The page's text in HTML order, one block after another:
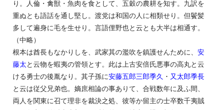
り。人倫・禽獣・魚肉を食として、五穀の農耕を知す。九訳を
重ぬとも語話を通し堅し。渡党は和国の人に相類せり。但鬢髪
多して遍身に毛を生せり。言語俚野也と云とも大半は相通す。
（中略）
根本は酋長もなかりしを、武家其の濫吹を鎮護せんために、安
藤太と云物を蝦夷の管領とす。此は上古安倍氏悪事の高丸と云
ける勇士の後胤なり。其子孫に安藤五郎三郎季久 ・ 又太郎季長
と云は従父兄弟也。嫡庶相論の事ありて、合戦数年に及ふ間、
両人を関東に召て理非を裁決之処、彼等か留主の士卒数千夷賊